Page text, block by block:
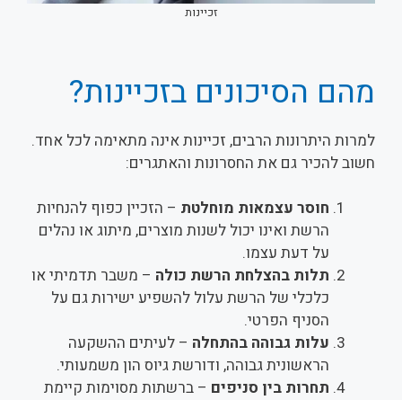
זכיינות
מהם הסיכונים בזכיינות?
למרות היתרונות הרבים, זכיינות אינה מתאימה לכל אחד.
חשוב להכיר גם את החסרונות והאתגרים:
חוסר עצמאות מוחלטת – הזכיין כפוף להנחיות
הרשת ואינו יכול לשנות מוצרים, מיתוג או נהלים
על דעת עצמו.
תלות בהצלחת הרשת כולה – משבר תדמיתי או
כלכלי של הרשת עלול להשפיע ישירות גם על
הסניף הפרטי.
עלות גבוהה בהתחלה – לעיתים ההשקעה
הראשונית גבוהה, ודורשת גיוס הון משמעותי.
תחרות בין סניפים – ברשתות מסוימות קיימת